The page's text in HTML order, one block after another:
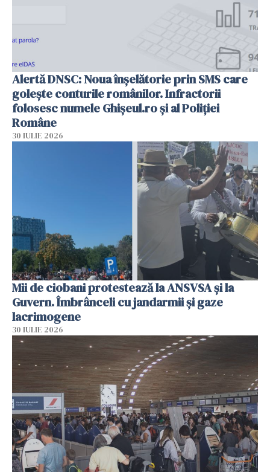
Alertă DNSC: Noua înșelătorie prin SMS care
golește conturile românilor. Infractorii
folosesc numele Ghișeul.ro și al Poliției
Române
30 IULIE 2026
Mii de ciobani protestează la ANSVSA și la
Guvern. Îmbrânceli cu jandarmii și gaze
lacrimogene
30 IULIE 2026